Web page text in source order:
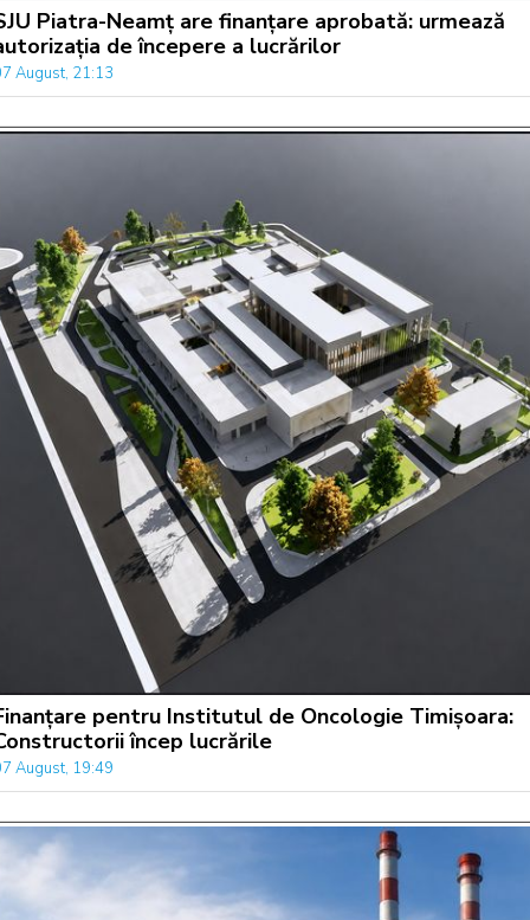
Piatra-Neamț are finanțare aprobată: urmează
de începere a lucrărilor
August, 21:13
pentru Institutul de Oncologie Timișoara:
încep lucrările
August, 19:49